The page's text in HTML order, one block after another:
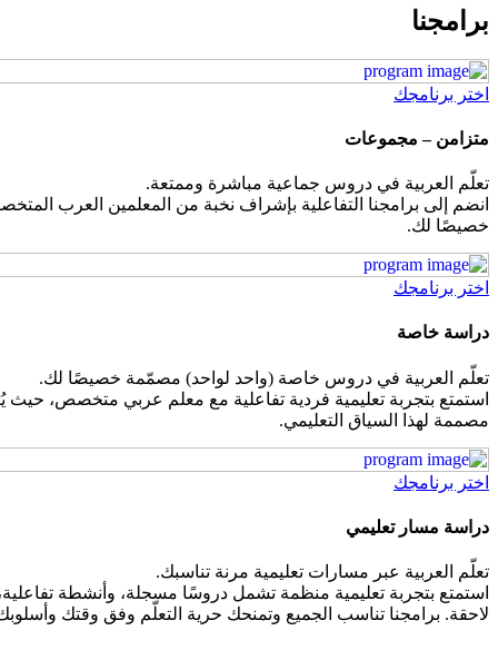
برامجنا
اختر برنامجك
متزامن – مجموعات
تعلّم العربية في دروس جماعية مباشرة وممتعة.
انضم إلى برامجنا التفاعلية بإشراف نخبة من المعلمين العرب
خصيصًا لك.
اختر برنامجك
دراسة خاصة
تعلّم العربية في دروس خاصة (واحد لواحد) مصمّمة خصيصًا لك.
استمتع بتجربة تعليمية فردية تفاعلية مع معلم عربي متخصص،
مصممة لهذا السياق التعليمي.
اختر برنامجك
دراسة مسار تعليمي
تعلّم العربية عبر مسارات تعليمية مرنة تناسبك.
استمتع بتجربة تعليمية منظمة تشمل دروسًا مسجلة، وأنشطة
لاحقة. برامجنا تناسب الجميع وتمنحك حرية التعلّم وفق وقتك